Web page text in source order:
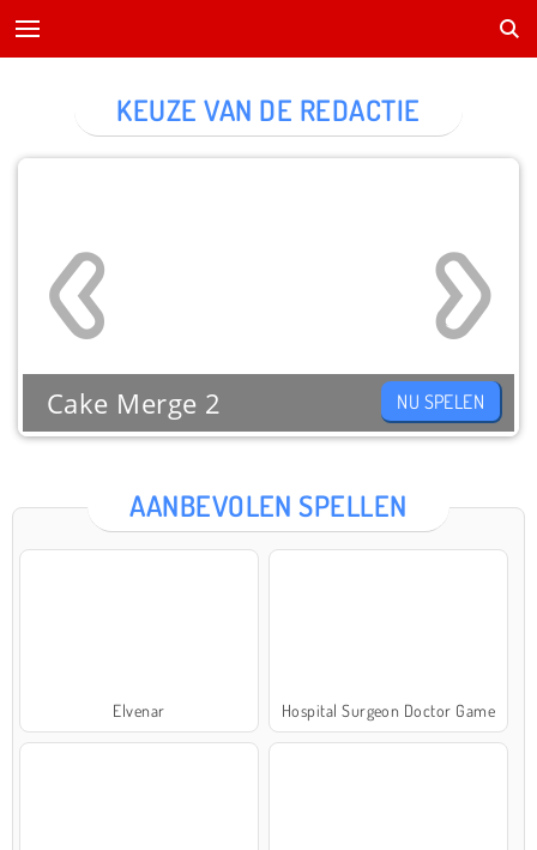
AANBEVOLEN SPELLEN
Elvenar Hospital Surgeon Doctor Game
KEUZE VAN DE REDACTIE
Cake Merge 2 NU SPELEN